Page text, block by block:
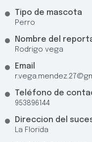
Tipo de mascota
Perro
Nombre del
Rodrigo vega
Email
Teléfono de
953896144
Direccion del
La Florida